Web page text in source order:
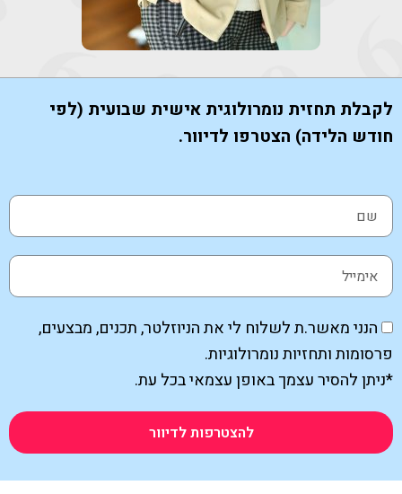
לקבלת תחזית נומרולוגית אישית שבועית (לפי
חודש הלידה) הצטרפו לדיוור.
הנני מאשר.ת לשלוח לי את הניוזלטר, תכנים, מבצעים,
פרסומות ותחזיות נומרולוגיות.
*ניתן להסיר עצמך באופן עצמאי בכל עת.
להצטרפות לדיוור